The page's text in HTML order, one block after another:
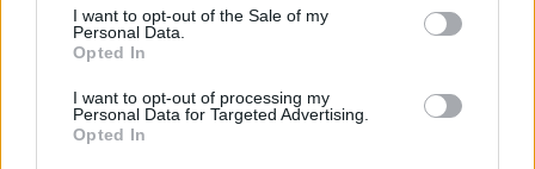
I want to opt-out of the Sale of my
Personal Data.
Opted In
I want to opt-out of processing my
Personal Data for Targeted Advertising.
Opted In
HOZZÁSZÓLOK A CIKKHEZ